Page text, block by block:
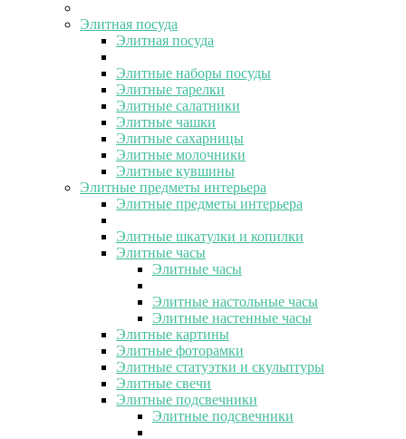
Элитная посуда
Элитная посуда
Элитные наборы посуды
Элитные тарелки
Элитные салатники
Элитные чашки
Элитные сахарницы
Элитные молочники
Элитные кувшины
Элитные предметы интерьера
Элитные предметы интерьера
Элитные шкатулки и копилки
Элитные часы
Элитные часы
Элитные настольные часы
Элитные настенные часы
Элитные картины
Элитные фоторамки
Элитные статуэтки и скульптуры
Элитные свечи
Элитные подсвечники
Элитные подсвечники